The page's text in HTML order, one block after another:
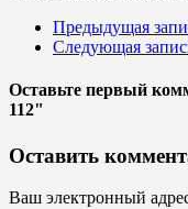
Предыдущая
Следующая
Оставьте первый
112"
Оставить
Ваш электронный